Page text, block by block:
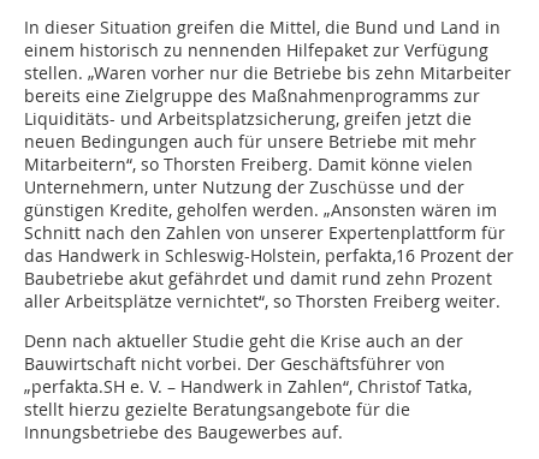
In dieser Situation greifen die Mittel, die Bund und Land in
einem historisch zu nennenden Hilfepaket zur Verfügung
stellen. „Waren vorher nur die Betriebe bis zehn Mitarbeiter
bereits eine Zielgruppe des Maßnahmenprogramms zur
Liquiditäts- und Arbeitsplatzsicherung, greifen jetzt die
neuen Bedingungen auch für unsere Betriebe mit mehr
Mitarbeitern“, so Thorsten Freiberg. Damit könne vielen
Unternehmern, unter Nutzung der Zuschüsse und der
günstigen Kredite, geholfen werden. „Ansonsten wären im
Schnitt nach den Zahlen von unserer Expertenplattform für
das Handwerk in Schleswig-Holstein, perfakta,16 Prozent der
Baubetriebe akut gefährdet und damit rund zehn Prozent
aller Arbeitsplätze vernichtet“, so Thorsten Freiberg weiter.
Denn nach aktueller Studie geht die Krise auch an der
Bauwirtschaft nicht vorbei. Der Geschäftsführer von
„perfakta.SH e. V. – Handwerk in Zahlen“, Christof Tatka,
stellt hierzu gezielte Beratungsangebote für die
Innungsbetriebe des Baugewerbes auf.